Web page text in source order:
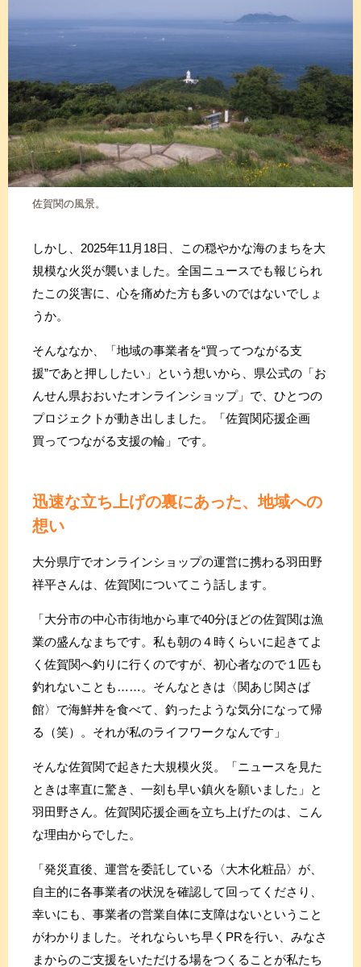
佐賀関の風景。
しかし、2025年11月18日、この穏やかな海のまちを大
規模な火災が襲いました。全国ニュースでも報じられ
たこの災害に、心を痛めた方も多いのではないでしょ
うか。
そんななか、「地域の事業者を“買ってつながる支
援”であと押ししたい」という想いから、県公式の「お
んせん県おおいたオンラインショップ」で、ひとつの
プロジェクトが動き出しました。「佐賀関応援企画
買ってつながる支援の輪」です。
迅速な立ち上げの裏にあった、地域への
想い
大分県庁でオンラインショップの運営に携わる羽田野
祥平さんは、佐賀関についてこう話します。
「大分市の中心市街地から車で40分ほどの佐賀関は漁
業の盛んなまちです。私も朝の４時くらいに起きてよ
く佐賀関へ釣りに行くのですが、初心者なので１匹も
釣れないことも……。そんなときは〈関あじ関さば
館〉で海鮮丼を食べて、釣ったような気分になって帰
る（笑）。それが私のライフワークなんです」
そんな佐賀関で起きた大規模火災。「ニュースを見た
ときは率直に驚き、一刻も早い鎮火を願いました」と
羽田野さん。佐賀関応援企画を立ち上げたのは、こん
な理由からでした。
「発災直後、運営を委託している〈大木化粧品〉が、
自主的に各事業者の状況を確認して回ってくださり、
幸いにも、事業者の営業自体に支障はないということ
がわかりました。それならいち早くPRを行い、みなさ
まからのご支援をいただける場をつくることが私たち